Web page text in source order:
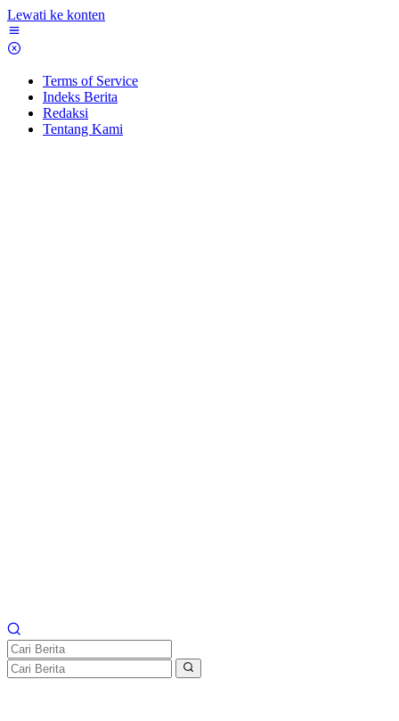
Lewati ke konten
Terms of Service
Indeks Berita
Redaksi
Tentang Kami